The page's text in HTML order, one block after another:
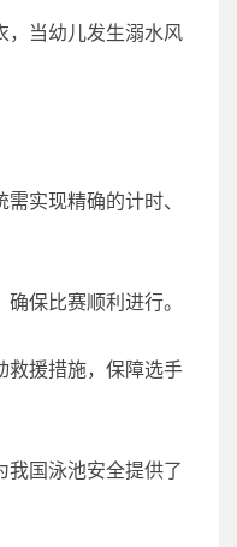
，当幼儿发生溺水风
实现精确的计时、
保比赛顺利进行。
救援措施，保障选手
我国泳池安全提供了